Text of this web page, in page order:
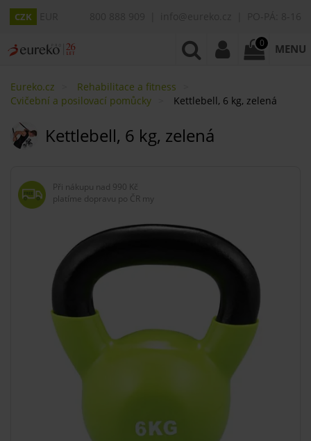
CZK
0 MENU
Eureko.cz
Rehabilitace a fitness
Cvičební a posilovací pomůcky
Kettlebell, 6 kg, zelená
Kettlebell, 6 kg, zelená
Při nákupu nad 990 Kč
platíme dopravu po ČR my